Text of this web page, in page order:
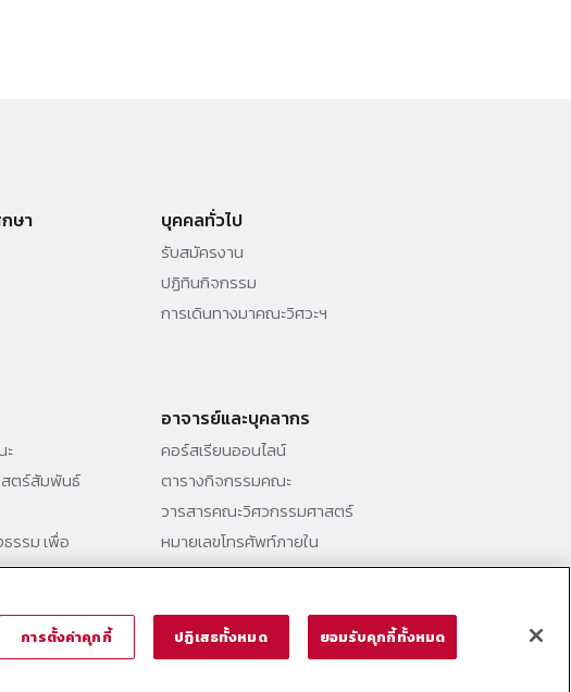
ษา บุคคลทั่วไป
รับสมัครงาน
ปฏิทินกิจกรรม
การเดินทางมาคณะวิศวะฯ
สตร์สัมพันธ์
รรม เพื่อ
อาจารย์และบุคลากร
คอร์สเรียนออนไลน์
ตารางกิจกรรมคณะ
วารสารคณะวิศวกรรมศาสตร์
หมายเลขโทรศัพท์ภายใน
@ Thammasat School of Engineering (TSE)
การตั้งค่าคุกกี้ ปฏิเสธทั้งหมด ยอมรับคุกกี้ทั้งหมด